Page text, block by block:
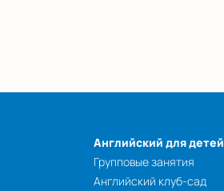
Английский для детей
Групповые занятия
Английский клуб-сад